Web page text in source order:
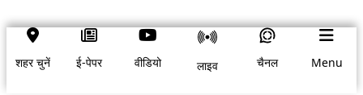
शहर चुनें ई-पेपर वीडियो लाइव चैनल Menu